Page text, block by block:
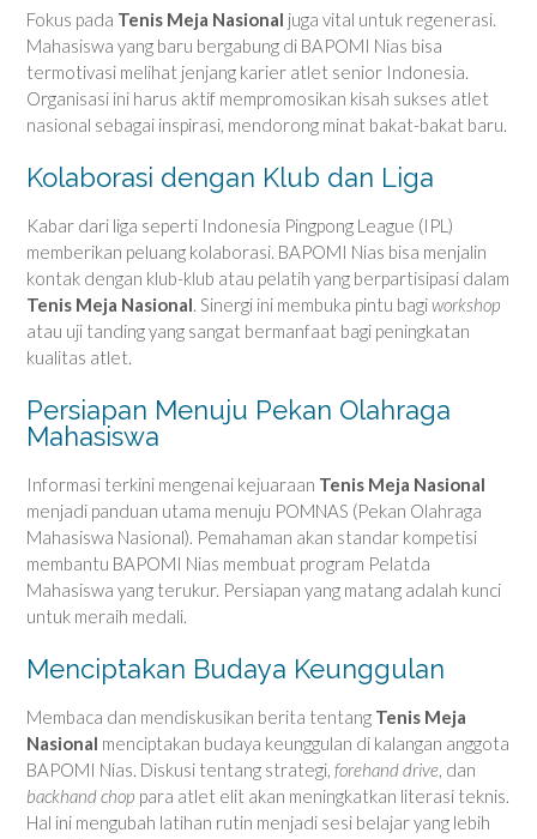
Fokus pada Tenis Meja Nasional juga vital untuk regenerasi.
Mahasiswa yang baru bergabung di BAPOMI Nias bisa
termotivasi melihat jenjang karier atlet senior Indonesia.
Organisasi ini harus aktif mempromosikan kisah sukses atlet
nasional sebagai inspirasi, mendorong minat bakat-bakat baru.
Kolaborasi dengan Klub dan Liga
Kabar dari liga seperti Indonesia Pingpong League (IPL)
memberikan peluang kolaborasi. BAPOMI Nias bisa menjalin
kontak dengan klub-klub atau pelatih yang berpartisipasi dalam
Tenis Meja Nasional. Sinergi ini membuka pintu bagiworkshop
atau uji tanding yang sangat bermanfaat bagi peningkatan
kualitas atlet.
Persiapan Menuju Pekan Olahraga
Mahasiswa
Informasi terkini mengenai kejuaraan Tenis Meja Nasional
menjadi panduan utama menuju POMNAS (Pekan Olahraga
Mahasiswa Nasional). Pemahaman akan standar kompetisi
membantu BAPOMI Nias membuat program Pelatda
Mahasiswa yang terukur. Persiapan yang matang adalah kunci
untuk meraih medali.
Menciptakan Budaya Keunggulan
Membaca dan mendiskusikan berita tentang Tenis Meja
Nasional menciptakan budaya keunggulan di kalangan anggota
BAPOMI Nias. Diskusi tentang strategi, forehand drive, dan
backhand chop para atlet elit akan meningkatkan literasi teknis.
Hal ini mengubah latihan rutin menjadi sesi belajar yang lebih